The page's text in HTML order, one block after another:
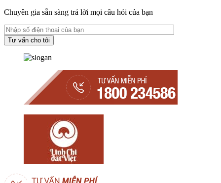
Chuyên gia sẵn sàng trả lời mọi câu hỏi của bạn